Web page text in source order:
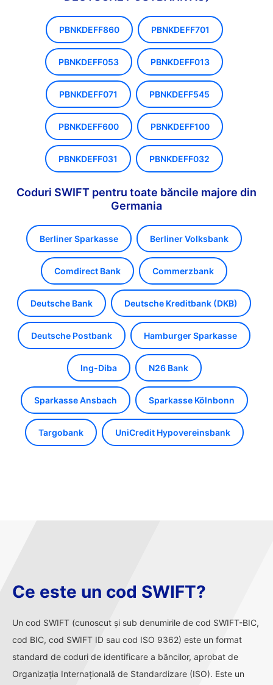
PBNKDEFF860 PBNKDEFF701
PBNKDEFF053 PBNKDEFF013
PBNKDEFF071 PBNKDEFF545
PBNKDEFF600 PBNKDEFF100
PBNKDEFF031 PBNKDEFF032
Coduri SWIFT pentru toate băncile majore din
Germania
Berliner Sparkasse Berliner Volksbank
Comdirect Bank Commerzbank
Deutsche Bank Deutsche Kreditbank (DKB)
Deutsche Postbank Hamburger Sparkasse
Ing-Diba N26 Bank
Sparkasse Ansbach Sparkasse Kölnbonn
Targobank UniCredit Hypovereinsbank
Ce este un cod SWIFT?
Un cod SWIFT (cunoscut și sub denumirile de cod SWIFT-BIC,
cod BIC, cod SWIFT ID sau cod ISO 9362) este un format
standard de coduri de identificare a băncilor, aprobat de
Organizația Internațională de Standardizare (ISO). Este un